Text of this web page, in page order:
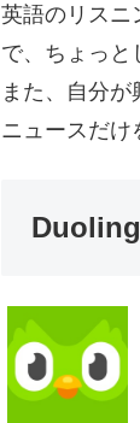
英語のリスニ
で、ちょっと
また、自分
ニュースだけ